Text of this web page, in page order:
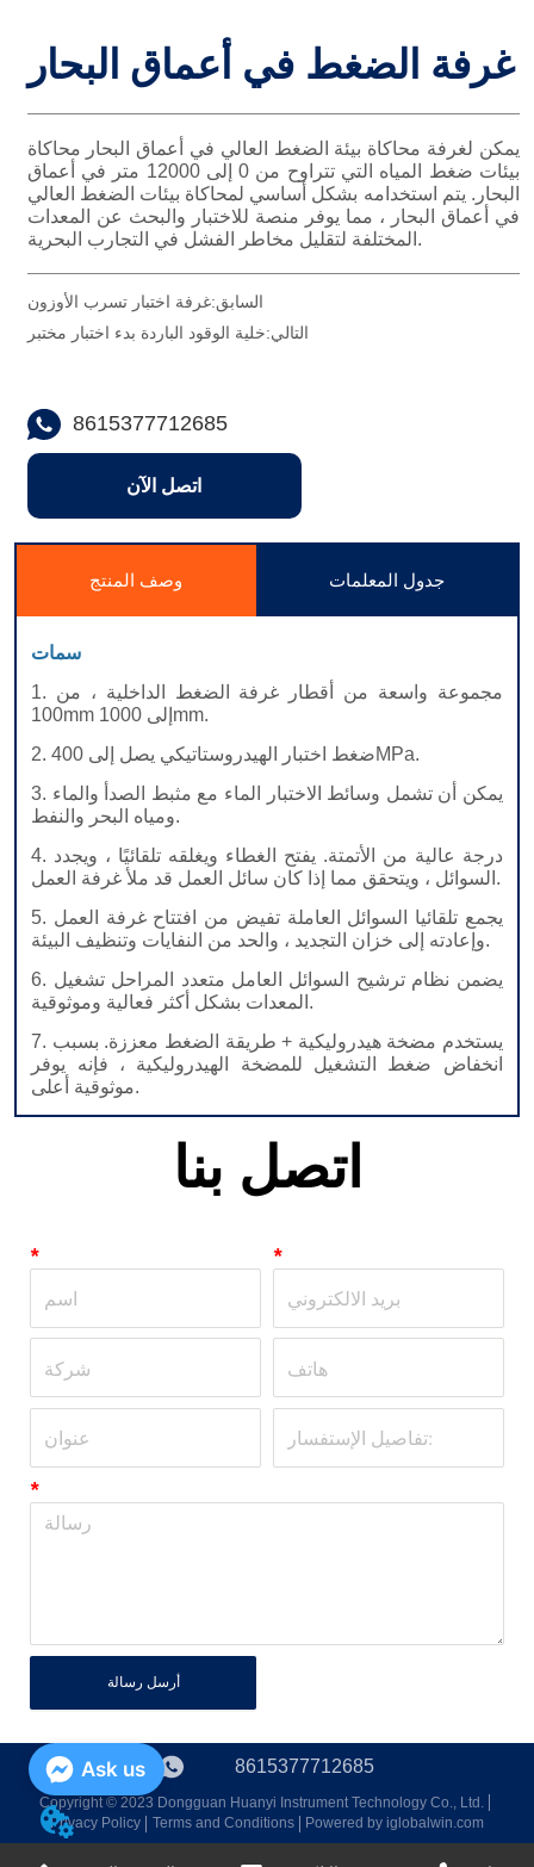
غرفة الضغط في أعماق البحار
السابق:غرفة اختبار تسرب الأوزون
التالي:خلية الوقود الباردة بدء اختبار مختبر
8615377712685
اتصل الآن
وصف المنتج جدول المعلمات
اتصل بنا
* *
*
أرسل رسالة
8615377712685
Copyright © 2023 Dongguan Huanyi Instrument Technology Co., Ltd.
Privacy Policy
Terms and Conditions Powered by iglobalwin.com
Ask us